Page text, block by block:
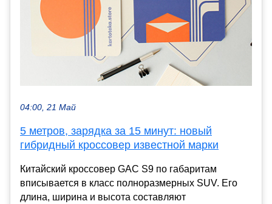
04:00, 21 Май
5 метров, зарядка за 15 минут: новый
гибридный кроссовер известной марки
Китайский кроссовер GAC S9 по габаритам
вписывается в класс полноразмерных SUV. Его
длина, ширина и высота составляют